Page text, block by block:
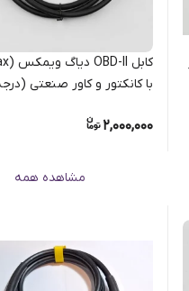
با کانکتور و کاور صنعتی (درجه
2,000,000
مشاهده همه